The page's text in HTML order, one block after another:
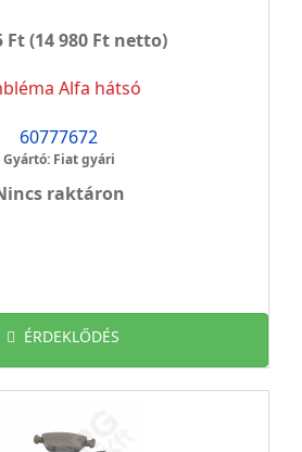
Ft(14 980 Ft netto)
Alfa hátsó
60777672
Gyártó: Fiat gyári
raktáron
ÉRDEKLŐDÉS